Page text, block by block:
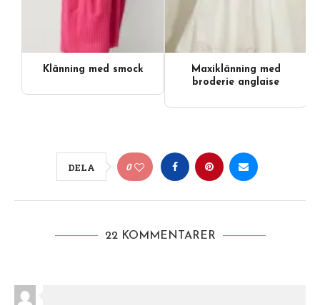
Klänning med smock
Maxiklänning med
broderie anglaise
DELA 0
22 KOMMENTARER